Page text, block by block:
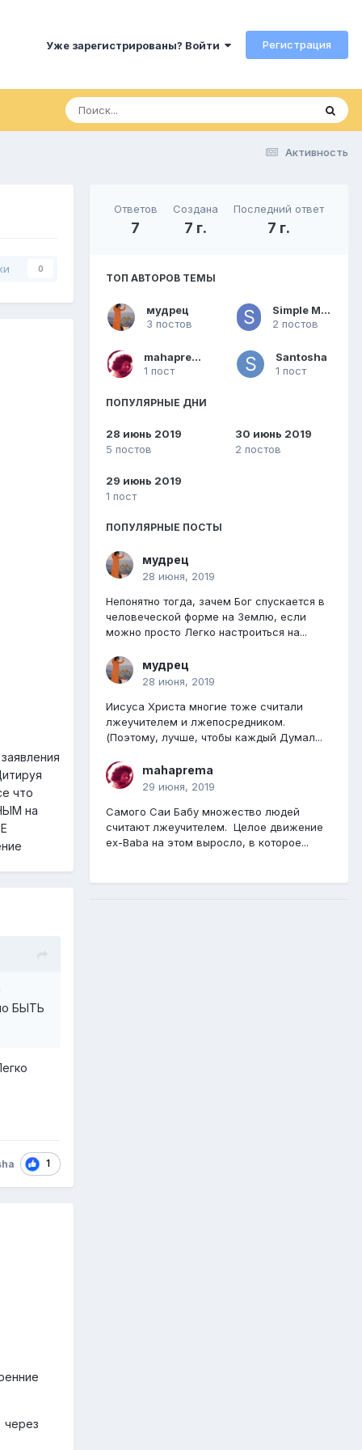
Уже зарегистрированы? Войти Регистрация
Активность
0
что
на
БЫТЬ
1
через
Ответов
7
Создана
7 г.
Последний ответ
7 г.
ТОП АВТОРОВ ТЕМЫ
мудрец
3 постов
Simple Mind
2 постов
mahaprema
1 пост
Santosha
1 пост
ПОПУЛЯРНЫЕ ДНИ
28 июнь 2019
5 постов
30 июнь 2019
2 постов
29 июнь 2019
1 пост
ПОПУЛЯРНЫЕ ПОСТЫ
мудрец
28 июня, 2019
Непонятно тогда, зачем Бог спускается в
человеческой форме на Землю, если
можно просто Легко настроиться на...
мудрец
28 июня, 2019
Иисуса Христа многие тоже считали
лжеучителем и лжепосредником.
(Поэтому, лучше, чтобы каждый Думал...
mahaprema
29 июня, 2019
Самого Саи Бабу множество людей
считают лжеучителем. Целое движение
ex-Baba на этом выросло, в которое...